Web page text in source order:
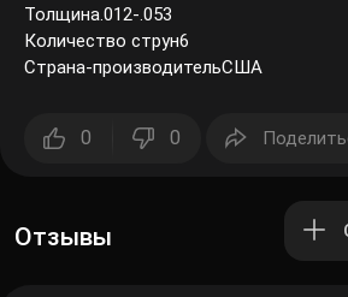
Толщина.012-.053
Количество струн6
Страна-производительСША
0 0
Отзывы